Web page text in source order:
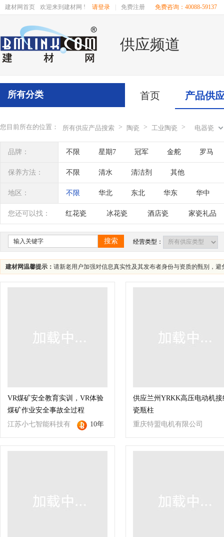
建材网首页 欢迎来到建材网 ! 请登录 免费注册 免费咨询：40088-59137
供应频道
首页 产品供
所有分类
您目前所在的位置： 所有供应产品搜索 > 陶瓷 > 工业陶瓷 > 电器瓷
品牌： 不限 星期7 冠军 金舵 罗马
安美利特
保养方法： 不限 清水 清洁剂 其他
地区： 不限 华北 东北 华东 华中
辽宁 吉林 黑龙江 内蒙古 江苏
四川 海南 贵州 云南 西藏
您还可以找： 红花瓷 冰花瓷 酒店瓷 家瓷礼品
搜索 经营类型：
建材网温馨提示： 请新老用户加强对信息真实性及其发布者身份与资质的甄别，
VR煤矿安全教育实训，VR体验
煤矿作业安全事故全过程
江苏小七智能科技有
限公司
10年
供应兰州YRKK高压电动机接
瓷瓶柱
重庆特盟电机有限公司